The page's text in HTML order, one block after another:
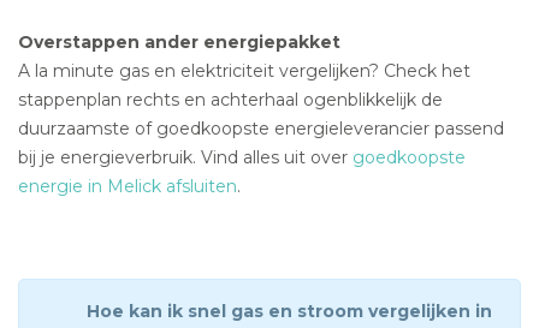
Overstappen ander energiepakket
A la minute gas en elektriciteit vergelijken? Check het
stappenplan rechts en achterhaal ogenblikkelijk de
duurzaamste of goedkoopste energieleverancier passend
bij je energieverbruik. Vind alles uit over goedkoopste
energie in Melick afsluiten.
Hoe kan ik snel gas en stroom vergelijken in